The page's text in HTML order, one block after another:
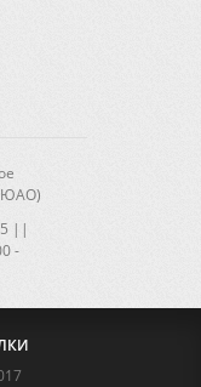
(ЮАО)
||
-